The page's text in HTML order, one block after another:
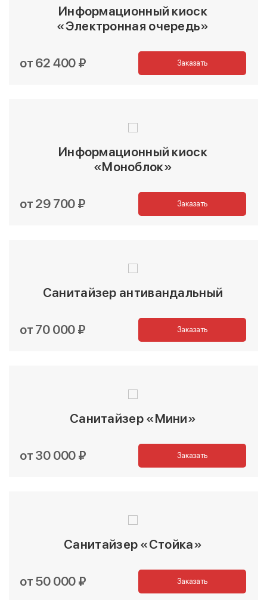
Информационный киоск
«Электронная очередь»
от 62 400 ₽ Заказать
Информационный киоск
«Моноблок»
от 29 700 ₽ Заказать
Санитайзер антивандальный
от 70 000 ₽ Заказать
Санитайзер «Мини»
от 30 000 ₽ Заказать
Санитайзер «Стойка»
от 50 000 ₽ Заказать